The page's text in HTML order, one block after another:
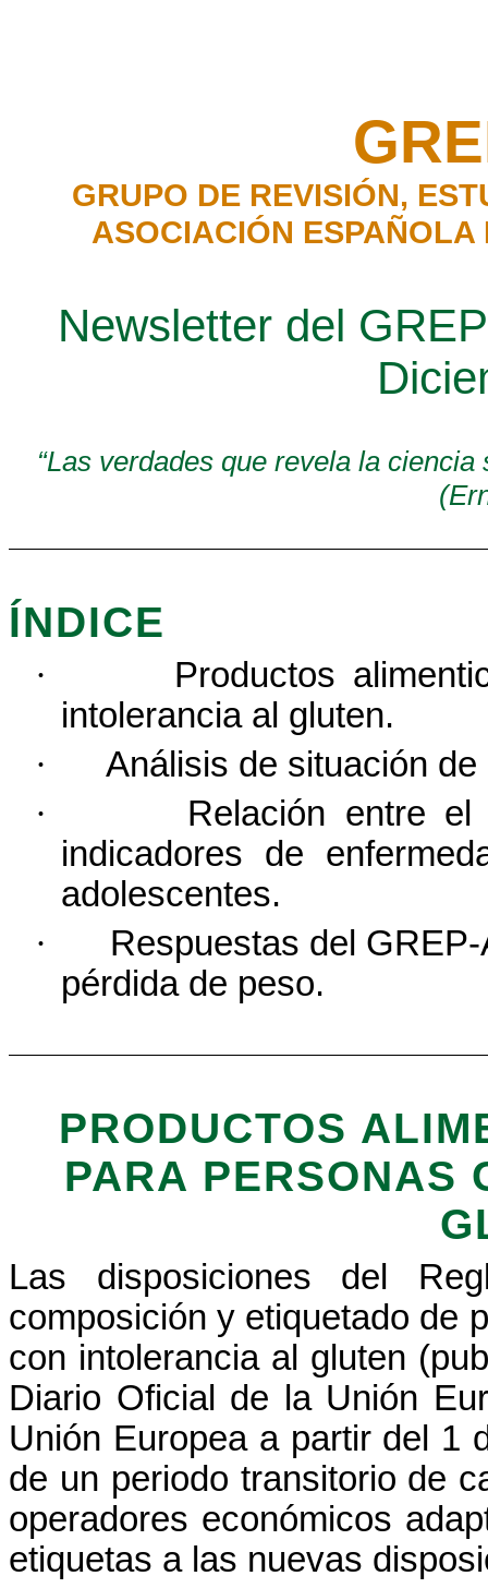
GRUPO DE REVISIÓN,
ASOCIACIÓN ESPAÑOLA
Newsletterdel
“Las verdadesque revela la ciencia
(
ÍNDICE
· Productos
intoleranciaal gluten.
·
Análisis de situación
·
Relación entre
indicadores de
adolescentes.
·
Respuestas del
pérdidade peso.
PRODUCTOS
PARA PERSONAS
Las disposiciones del
composición y etiquetado de
con intoleranciaal gluten (
Diario Oficial de la Unión
Unión Europea a partir del 1
de un periodo transitorio de
operadores económicos
etiquetas a las nuevas